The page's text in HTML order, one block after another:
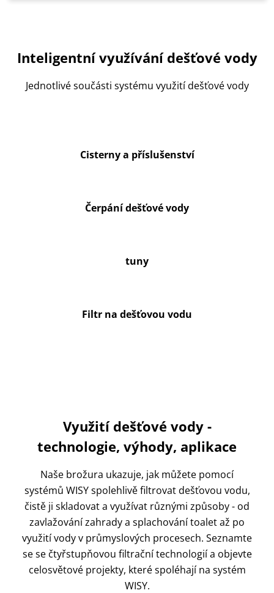
Inteligentní využívání dešťové vody
Jednotlivé součásti systému využití dešťové vody
Cisterny a příslušenství
Čerpání dešťové vody
tuny
Filtr na dešťovou vodu
Využití dešťové vody -
technologie, výhody, aplikace
Naše brožura ukazuje, jak můžete pomocí
systémů WISY spolehlivě filtrovat dešťovou vodu,
čistě ji skladovat a využívat různými způsoby - od
zavlažování zahrady a splachování toalet až po
využití vody v průmyslových procesech. Seznamte
se se čtyřstupňovou filtrační technologií a objevte
celosvětové projekty, které spoléhají na systém
WISY.